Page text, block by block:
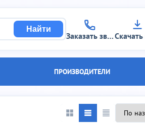
Найти
Заказать звонок
ПРОИЗВОДИТЕЛИ